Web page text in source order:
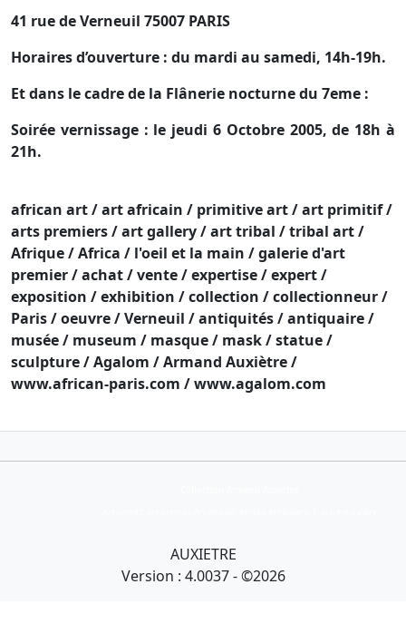
41 rue de Verneuil 75007 PARIS
Horaires d’ouverture : du mardi au samedi, 14h-19h.
Et dans le cadre de la Flânerie nocturne du 7eme :
Soirée vernissage : le jeudi 6 Octobre 2005, de 18h à
21h.
african art / art africain / primitive art / art primitif /
arts premiers / art gallery / art tribal / tribal art /
Afrique / Africa / l'oeil et la main / galerie d'art
premier / achat / vente / expertise / expert /
exposition / exhibition / collection / collectionneur /
Paris / oeuvre / Verneuil / antiquités / antiquaire /
musée / museum / masque / mask / statue /
sculpture / Agalom / Armand Auxiètre /
www.african-paris.com / www.agalom.com
AUXIETRE
Version : 4.0037 - ©2026